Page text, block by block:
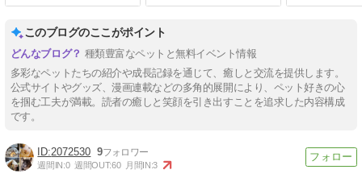
このブログのここがポイント
種類豊富なペットと無料イベント情報
多彩なペットたちの紹介や成長記録を通じて、癒しと交流を提供します。
公式サイトやグッズ、漫画連載などの多角的展開により、ペット好きの心
を掴む工夫が満載。読者の癒しと笑顔を引き出すことを追求した内容構成
です。
2072530 9
週間IN:0 週間OUT:60 月間IN:3